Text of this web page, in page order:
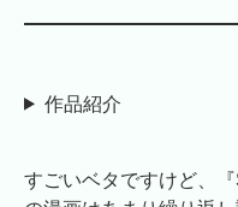
作品紹介
すごいベタですけど、